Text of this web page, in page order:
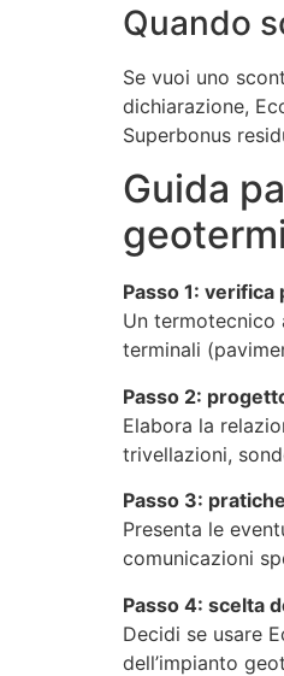
Quando
Se vuoi uno
dichiarazione,
Superbonus
Guida
Passo 1:
Un
terminali
Passo 2:
Elabora la
trivellazioni,
Passo 3:
Presenta le
comunicazioni
Passo 4: scelta
Decidi se usare
dell’impianto